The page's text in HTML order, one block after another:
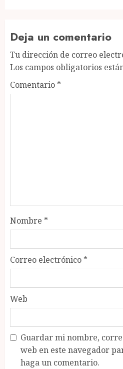
Deja un comentario
Tu dirección de correo
Los campos obligatorios
Comentario *
Nombre *
Correo electrónico *
Web
Guardar mi nombre,
web en este navegador
haga un comentario.